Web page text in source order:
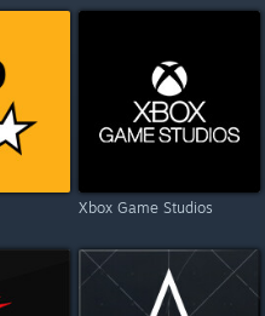
Xbox Game Studios